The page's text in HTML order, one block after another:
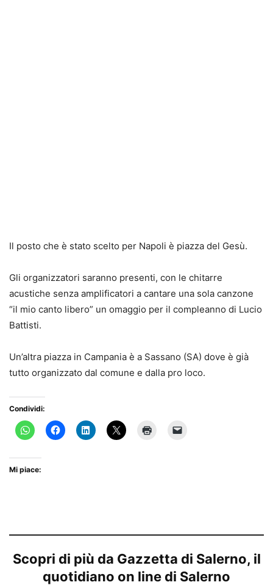
Il posto che è stato scelto per Napoli è piazza del Gesù.
Gli organizzatori saranno presenti, con le chitarre
acustiche senza amplificatori a cantare una sola canzone
“il mio canto libero” un omaggio per il compleanno di Lucio
Battisti.
Un’altra piazza in Campania è a Sassano (SA) dove è già
tutto organizzato dal comune e dalla pro loco.
Condividi:
Mi piace:
Scopri di più da Gazzetta di Salerno, il
quotidiano on line di Salerno